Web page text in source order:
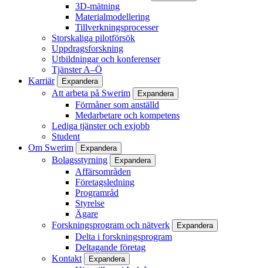
3D-mätning
Materialmodellering
Tillverkningsprocesser
Storskaliga pilotförsök
Uppdragsforskning
Utbildningar och konferenser
Tjänster A–Ö
Karriär
Expandera
Att arbeta på Swerim Expandera
Förmåner som anställd
Medarbetare och kompetens
Lediga tjänster och exjobb
Student
Om Swerim
Expandera
Bolagsstyrning Expandera
Affärsområden
Företagsledning
Programråd
Styrelse
Ägare
Forskningsprogram och nätverk
Expandera
Delta i forskningsprogram
Deltagande företag
Kontakt
Expandera